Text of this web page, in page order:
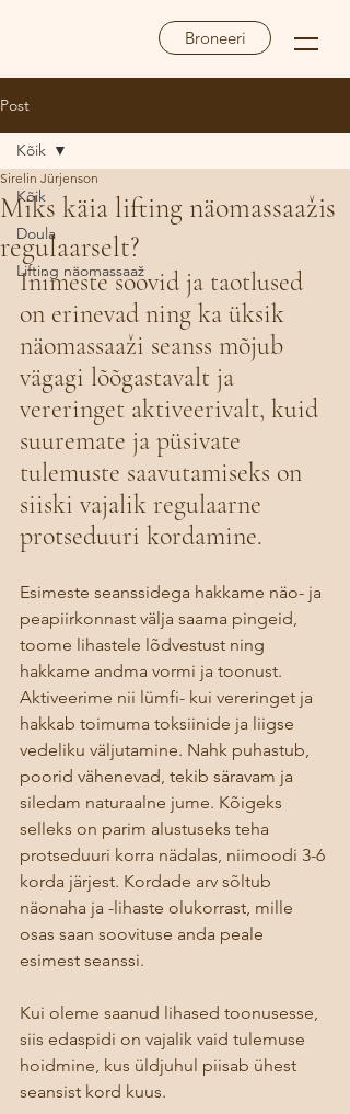
Broneeri
Post
Kõik
Doula
Lifting näomassaaž
Kõik
Miks käia lifting näomassaažis
regulaarselt?
Sirelin Jürjenson
Inimeste soovid ja taotlused
on erinevad ning ka üksik
näomassaaži seanss mõjub
vägagi lõõgastavalt ja
vereringet aktiveerivalt, kuid
suuremate ja püsivate
tulemuste saavutamiseks on
siiski vajalik regulaarne
protseduuri kordamine.
Esimeste seanssidega hakkame näo- ja
peapiirkonnast välja saama pingeid,
toome lihastele lõdvestust ning
hakkame andma vormi ja toonust.
Aktiveerime nii lümfi- kui vereringet ja
hakkab toimuma toksiinide ja liigse
vedeliku väljutamine. Nahk puhastub,
poorid vähenevad, tekib säravam ja
siledam naturaalne jume. Kõigeks
selleks on parim alustuseks teha
protseduuri korra nädalas, niimoodi 3-6
korda järjest. Kordade arv sõltub
näonaha ja -lihaste olukorrast, mille
osas saan soovituse anda peale
esimest seanssi.
Kui oleme saanud lihased toonusesse,
siis edaspidi on vajalik vaid tulemuse
hoidmine, kus üldjuhul piisab ühest
seansist kord kuus.